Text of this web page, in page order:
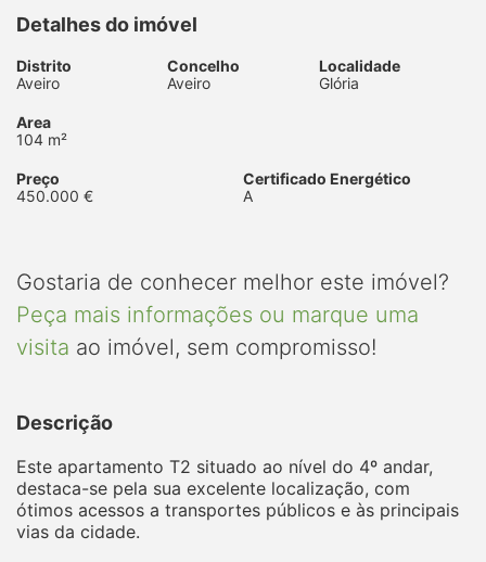
Detalhes do imóvel
Distrito
Aveiro
Concelho
Aveiro
Localidade
Glória
Area
104 m²
Preço
450.000 €
Certificado Energético
A
Gostaria de conhecer melhor este imóvel?
Peça mais informações ou marque uma
visita ao imóvel, sem compromisso!
Descrição
Este apartamento T2 situado ao nível do 4º andar,
destaca-se pela sua excelente localização, com
ótimos acessos a transportes públicos e às principais
vias da cidade.